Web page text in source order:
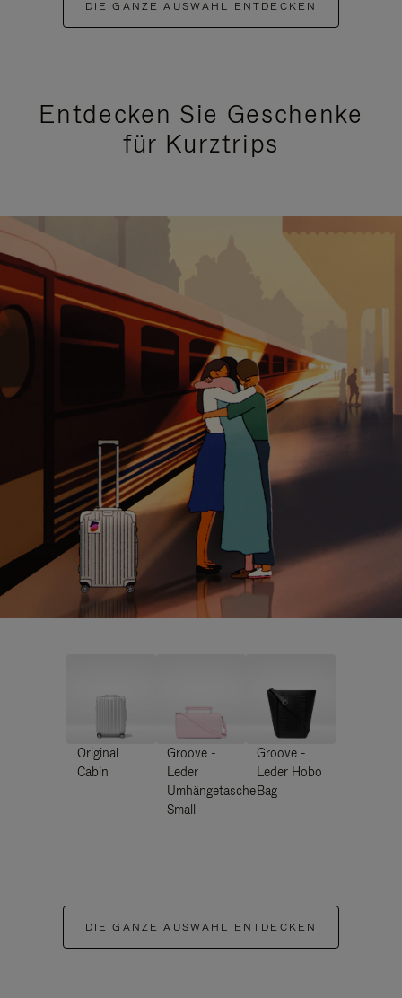
DIE GANZE AUSWAHL ENTDECKEN
Entdecken Sie Geschenke
für Kurztrips
Original
Cabin
Groove -
Leder
Umhängetasche
Small
Groove -
Leder Hobo
Bag
DIE GANZE AUSWAHL ENTDECKEN